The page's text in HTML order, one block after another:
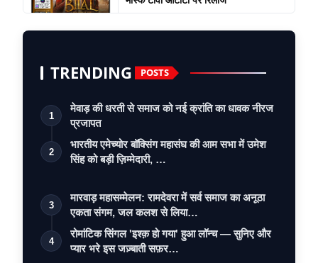
TRENDING POSTS
1
मेवाड़ की धरती से समाज को नई क्रांति का धावक नीरज
प्रजापत
2
भारतीय एमेच्योर बॉक्सिंग महासंघ की आम सभा में उमेश
सिंह को बड़ी ज़िम्मेदारी, …
3
मारवाड़ महासम्मेलन: रामदेवरा में सर्व समाज का अनूठा
एकता संगम, जल कलश से लिया…
4
रोमांटिक सिंगल 'इश्क़ हो गया' हुआ लॉन्च — सुनिए और
प्यार भरे इस जज़्बाती सफ़र…